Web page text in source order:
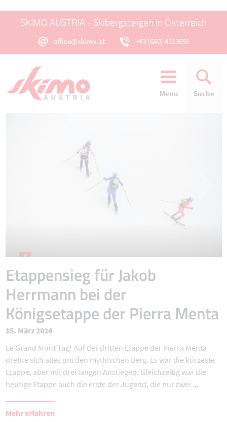
SKIMO AUSTRIA - Skibergsteigen in Österreich
office@skimo.at +43 (660) 4113091
Menu Suche
Etappensieg für Jakob
Herrmann bei der
Königsetappe der Pierra Menta
15. März 2024
Le Grand Mont Tag! Auf der dritten Etappe der Pierra Menta
drehte sich alles um den mythischen Berg. Es war die kürzeste
Etappe, aber mit drei langen Anstiegen. Gleichzeitig war die
heutige Etappe auch die erste der Jugend, die nur zwei ...
Mehr erfahren